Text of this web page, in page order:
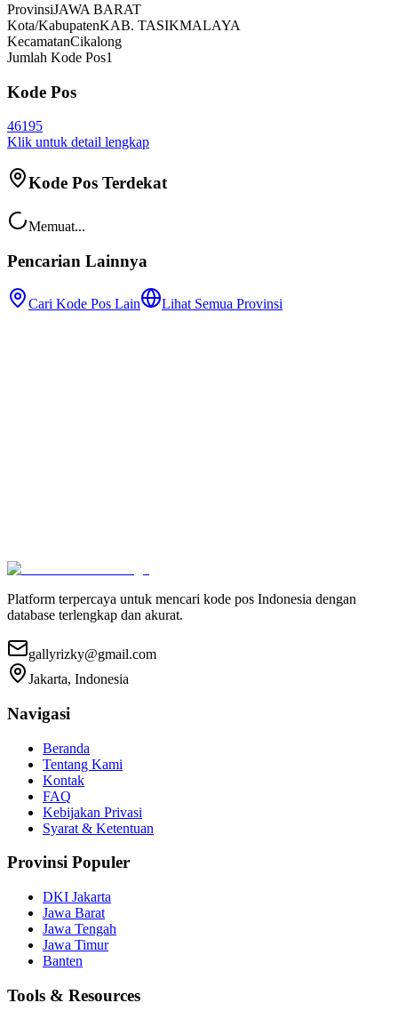
ProvinsiJAWA BARAT
Kota/KabupatenKAB. TASIKMALAYA
KecamatanCikalong
Jumlah Kode Pos1
Kode Pos
46195
Klik untuk detail lengkap
Kode Pos Terdekat
Memuat...
Pencarian Lainnya
Cari Kode Pos Lain Lihat Semua Provinsi
Platform terpercaya untuk mencari kode pos Indonesia dengan
database terlengkap dan akurat.
gallyrizky@gmail.com
Jakarta, Indonesia
Navigasi
Beranda
Tentang Kami
Kontak
FAQ
Kebijakan Privasi
Syarat & Ketentuan
Provinsi Populer
DKI Jakarta
Jawa Barat
Jawa Tengah
Jawa Timur
Banten
Tools & Resources